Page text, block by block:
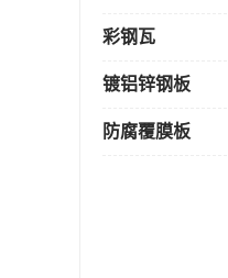
彩钢瓦
镀铝锌钢板
防腐覆膜板